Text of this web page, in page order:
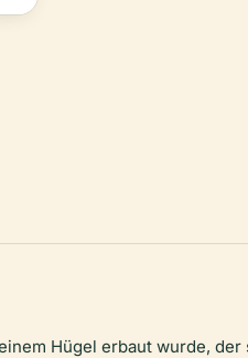
Hügel erbaut wurde,